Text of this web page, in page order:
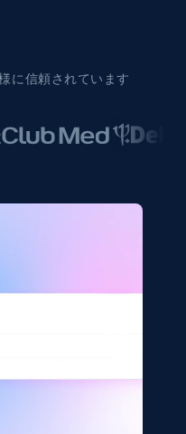
に信頼されています